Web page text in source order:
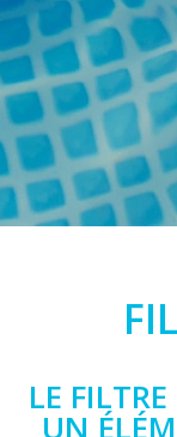
LE
UN